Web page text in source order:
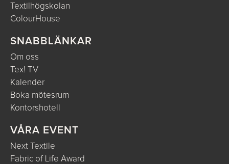
Textilhögskolan
ColourHouse
SNABBLÄNKAR
Om oss
Tex! TV
Kalender
Boka mötesrum
Kontorshotell
VÅRA EVENT
Next Textile
Fabric of Life Award